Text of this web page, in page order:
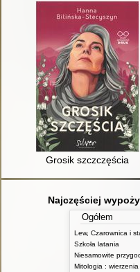
Grosik szczczęścia
Najczęściej
Ogółem
Lew, Czarownica i
Szkoła latania